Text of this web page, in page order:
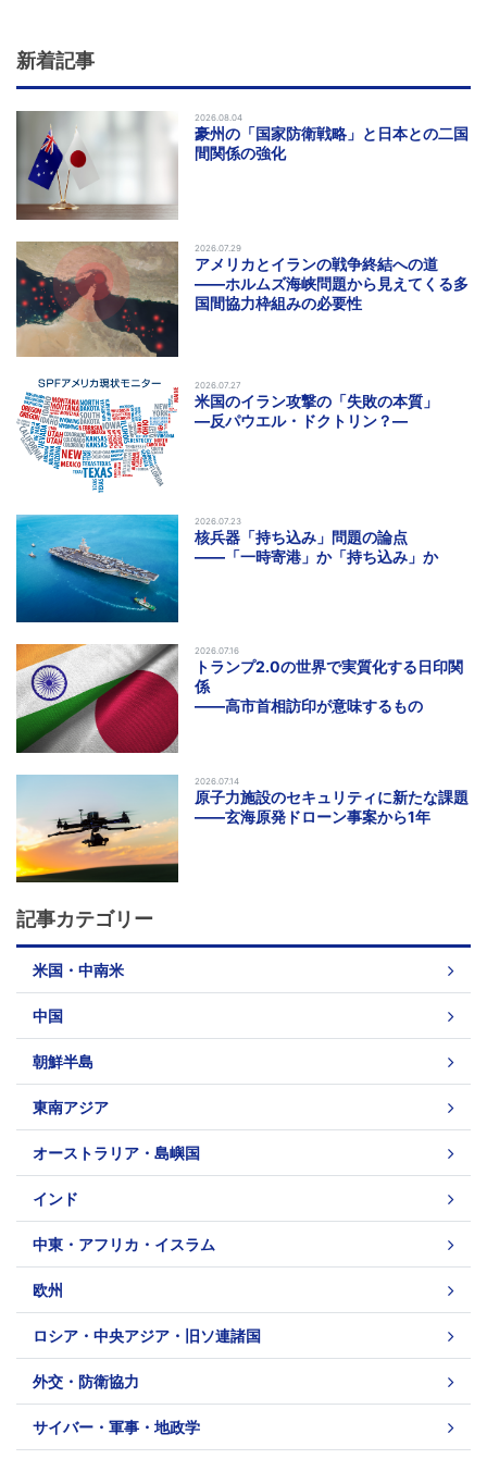
新着記事
2026.08.04
豪州の「国家防衛戦略」と日本との二国
間関係の強化
2026.07.29
アメリカとイランの戦争終結への道
――ホルムズ海峡問題から見えてくる多
国間協力枠組みの必要性
2026.07.27
米国のイラン攻撃の「失敗の本質」
―反パウエル・ドクトリン？―
2026.07.23
核兵器「持ち込み」問題の論点
――「一時寄港」か「持ち込み」か
2026.07.16
トランプ2.0の世界で実質化する日印関
係
――高市首相訪印が意味するもの
2026.07.14
原子力施設のセキュリティに新たな課題
――玄海原発ドローン事案から1年
記事カテゴリー
米国・中南米
中国
朝鮮半島
東南アジア
オーストラリア・島嶼国
インド
中東・アフリカ・イスラム
欧州
ロシア・中央アジア・旧ソ連諸国
外交・防衛協力
サイバー・軍事・地政学